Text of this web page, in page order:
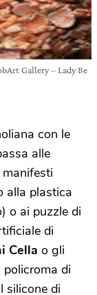
Gallery – Lady Be
con le
alle
alla plastica
o ai puzzle di
di
Cella o gli
di
silicone di